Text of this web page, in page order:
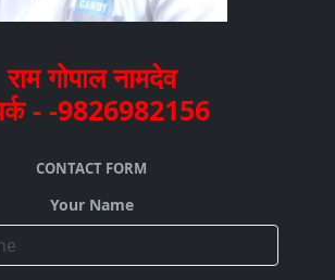
राम गोपाल नामदेव
- -9826982156
CONTACT FORM
Your Name